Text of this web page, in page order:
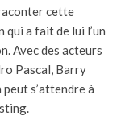
cette
a fait de lui l’un
Avec des acteurs
Pascal, Barry
s’attendre à